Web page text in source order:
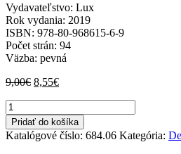
Vydavateľstvo: Lux
Rok vydania: 2019
ISBN: 978-80-968615-6-9
Počet strán: 94
Väzba: pevná
9,00€ Pôvodná
9,00€.
8,55€Aktuálna
8,55€.
množstvo
Koraland
Pridať do košíka
Katalógové číslo: 684.06 Kategória: